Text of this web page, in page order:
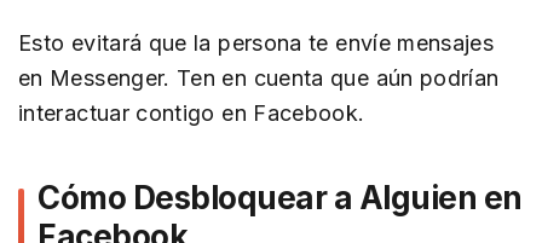
Esto evitará que la persona te envíe mensajes
en Messenger. Ten en cuenta que aún podrían
interactuar contigo en Facebook.
Cómo Desbloquear a Alguien en